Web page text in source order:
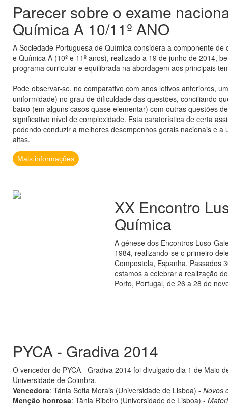
Parecer sobre o exame
Química A 10/11º ANO
A Sociedade Portuguesa de Química considera a componente
e Química A (10º e 11º anos), realizado a 19 de junho de 2014,
programa curricular e equilibrada na abordagem aos principais
Pode observar-se, no comparativo com anos letivos anteriores,
uniformidade) no grau de dificuldade das questões, conciliando
baixo (em alguns casos quase elementar) com outras questões
significativo nível de complexidade. Esta caraterística de certa
podendo conduzir a melhores desempenhos gerais nacionais e a
altas.
Mais informações
XX Encontro
Química
A génese dos Encontros Luso-
1984, realizando-se o primeiro
Compostela, Espanha. Passados
estamos a celebrar a realização
Porto, Portugal, de 26 a 28 de
PYCA - Gradiva 2014
O vencedor do PYCA - Gradiva 2014 foi divulgado dia 1 de Maio
Universidade de Coimbra.
Vencedora: Tânia Sofia Morais (Universidade de Lisboa) - Novos
Menção honrosa: Tânia Ribeiro (Universidade de Lisboa) -